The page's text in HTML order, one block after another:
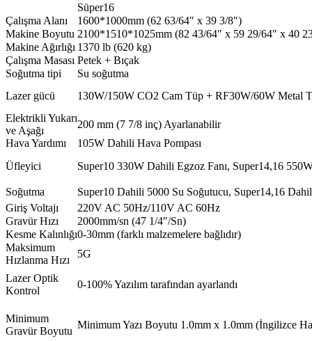
Süper16
Çalışma Alanı
1600*1000mm (62 63/64″ x 39 3/8″)
Makine Boyutu 2100*1510*1025mm (82 43/64″ x 59 29/64″ x 40
Makine Ağırlığı 1370 lb (620 kg)
Çalışma Masası Petek + Bıçak
Soğutma tipi
Su soğutma
Lazer gücü
130W/150W CO2 Cam Tüp + RF30W/60W Metal
Elektrikli Yukarı
ve Aşağı
200 mm (7 7/8 inç) Ayarlanabilir
Hava Yardımı
105W Dahili Hava Pompası
Üfleyici
Super10 330W Dahili Egzoz Fanı, Super14,16
Soğutma
Super10 Dahili 5000 Su Soğutucu, Super14,16
Giriş Voltajı
220V AC 50Hz/110V AC 60Hz
Gravür Hızı
2000mm/sn (47 1/4″/Sn)
Kesme Kalınlığı0-30mm (farklı malzemelere bağlıdır)
Maksimum
Hızlanma Hızı
5G
Lazer Optik
Kontrol
0-100% Yazılım tarafından ayarlandı
Minimum
Gravür Boyutu
Minimum Yazı Boyutu 1.0mm x 1.0mm (İngilizce